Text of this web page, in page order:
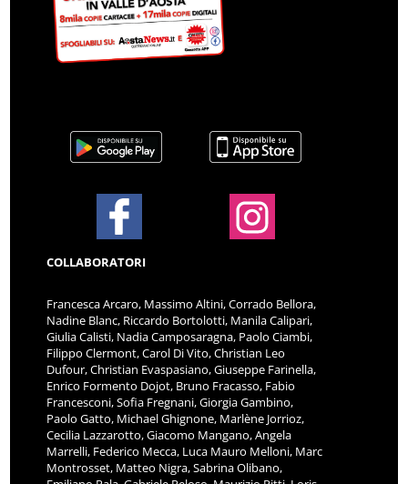
COLLABORATORI
Francesca Arcaro, Massimo Altini, Corrado Bellora,
Nadine Blanc, Riccardo Bortolotti, Manila Calipari,
Giulia Calisti, Nadia Camposaragna, Paolo Ciambi,
Filippo Clermont, Carol Di Vito, Christian Leo
Dufour, Christian Evaspasiano, Giuseppe Farinella,
Enrico Formento Dojot, Bruno Fracasso, Fabio
Francesconi, Sofia Fregnani, Giorgia Gambino,
Paolo Gatto, Michael Ghignone, Marlène Jorrioz,
Cecilia Lazzarotto, Giacomo Mangano, Angela
Marrelli, Federico Mecca, Luca Mauro Melloni, Marc
Montrosset, Matteo Nigra, Sabrina Olibano,